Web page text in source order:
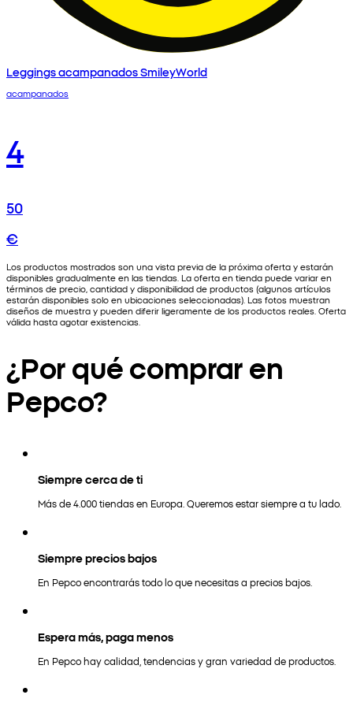
Leggings acampanados SmileyWorld
acampanados
4
50
€
Los productos mostrados son una vista previa de la próxima oferta y estarán
disponibles gradualmente en las tiendas. La oferta en tienda puede variar en
términos de precio, cantidad y disponibilidad de productos (algunos artículos
estarán disponibles solo en ubicaciones seleccionadas). Las fotos muestran
diseños de muestra y pueden diferir ligeramente de los productos reales. Oferta
válida hasta agotar existencias.
¿Por qué comprar en
Pepco?
Siempre cerca de ti
Más de 4.000 tiendas en Europa. Queremos estar siempre a tu lado.
Siempre precios bajos
En Pepco encontrarás todo lo que necesitas a precios bajos.
Espera más, paga menos
En Pepco hay calidad, tendencias y gran variedad de productos.